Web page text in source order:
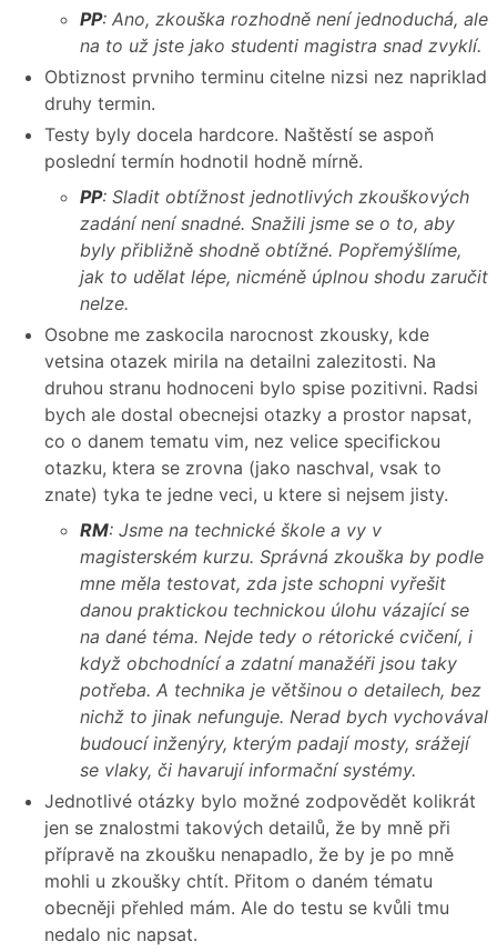
PP: Ano, zkouška rozhodně není jednoduchá, ale
na to už jste jako studenti magistra snad zvyklí.
Obtiznost prvniho terminu citelne nizsi nez napriklad
druhy termin.
Testy byly docela hardcore. Naštěstí se aspoň
poslední termín hodnotil hodně mírně.
PP: Sladit obtížnost jednotlivých zkouškových
zadání není snadné. Snažili jsme se o to, aby
byly přibližně shodně obtížné. Popřemýšlíme,
jak to udělat lépe, nicméně úplnou shodu zaručit
nelze.
Osobne me zaskocila narocnost zkousky, kde
vetsina otazek mirila na detailni zalezitosti. Na
druhou stranu hodnoceni bylo spise pozitivni. Radsi
bych ale dostal obecnejsi otazky a prostor napsat,
co o danem tematu vim, nez velice specifickou
otazku, ktera se zrovna (jako naschval, vsak to
znate) tyka te jedne veci, u ktere si nejsem jisty.
RM: Jsme na technické škole a vy v
magisterském kurzu. Správná zkouška by podle
mne měla testovat, zda jste schopni vyřešit
danou praktickou technickou úlohu vázající se
na dané téma. Nejde tedy o rétorické cvičení, i
když obchodnící a zdatní manažéři jsou taky
potřeba. A technika je většinou o detailech, bez
nichž to jinak nefunguje. Nerad bych vychovával
budoucí inženýry, kterým padají mosty, srážejí
se vlaky, či havarují informační systémy.
Jednotlivé otázky bylo možné zodpovědět kolikrát
jen se znalostmi takových detailů, že by mně při
přípravě na zkoušku nenapadlo, že by je po mně
mohli u zkoušky chtít. Přitom o daném tématu
obecněji přehled mám. Ale do testu se kvůli tmu
nedalo nic napsat.